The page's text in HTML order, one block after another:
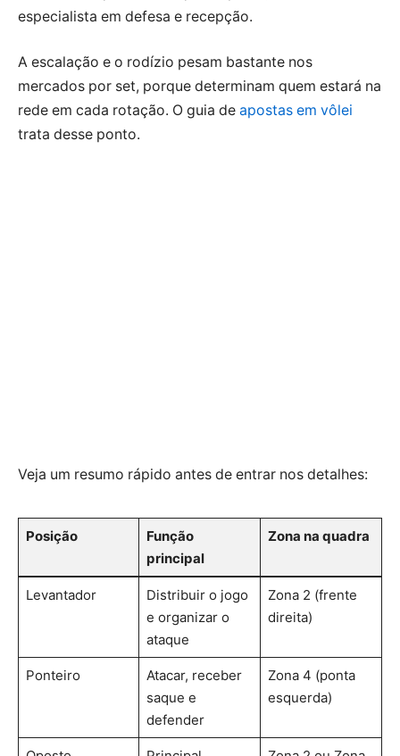
especialista em defesa e recepção.
A escalação e o rodízio pesam bastante nos
mercados por set, porque determinam quem estará na
rede em cada rotação. O guia de apostas em vôlei
trata desse ponto.
Veja um resumo rápido antes de entrar nos detalhes:
Posição
Função
principal
Zona na quadra
Levantador
Distribuir o jogo
e organizar o
ataque
Zona 2 (frente
direita)
Ponteiro
Atacar, receber
saque e
defender
Zona 4 (ponta
esquerda)